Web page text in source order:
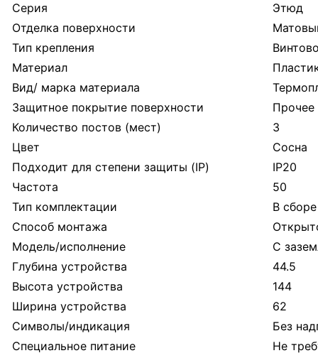
Серия
Этюд
Отделка поверхности
Тип крепления
Материал
Вид/ марка материала
Защитное покрытие поверхности
Прочее
Количество постов (мест)
3
Цвет
Сосна
Подходит для степени защиты (IP)
IP20
Частота
50
Тип комплектации
В
Способ монтажа
Модель/исполнение
С
Глубина устройства
44.5
Высота устройства
144
Ширина устройства
62
Символы/индикация
Без
Специальное питание
Не